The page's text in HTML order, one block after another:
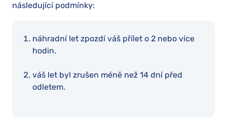
následující podmínky:
náhradní let zpozdí váš přílet o 2 nebo více
hodin.
váš let byl zrušen méně než 14 dní před
odletem.